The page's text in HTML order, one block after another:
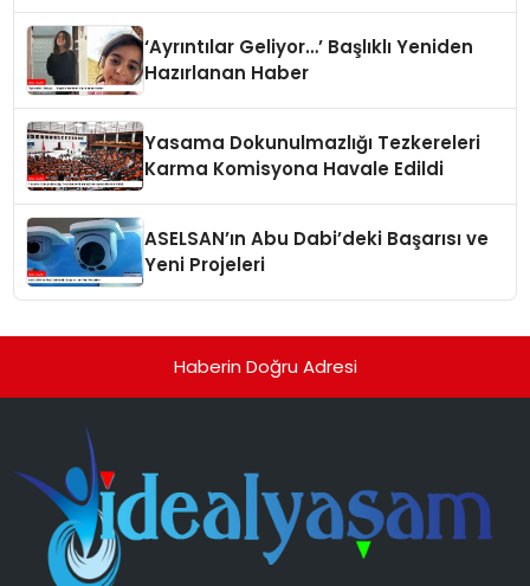
‘Ayrıntılar Geliyor…’ Başlıklı Yeniden
Hazırlanan Haber
Yasama Dokunulmazlığı Tezkereleri
Karma Komisyona Havale Edildi
ASELSAN’ın Abu Dabi’deki Başarısı ve
Yeni Projeleri
Haberin Doğru Adresi